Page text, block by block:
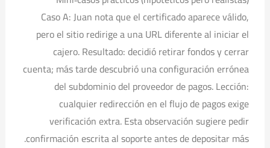
Caso A: Juan nota que el certificado aparece válido,
pero el sitio redirige a una URL diferente al iniciar el
cajero. Resultado: decidió retirar fondos y cerrar
cuenta; más tarde descubrió una configuración errónea
del subdominio del proveedor de pagos. Lección:
cualquier redirección en el flujo de pagos exige
verificación extra. Esta observación sugiere pedir
confirmación escrita al soporte antes de depositar más.